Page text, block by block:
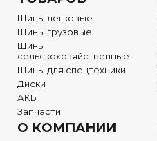
Шины легковые
Шины грузовые
Шины
сельскохозяйственные
Шины для спецтехники
Диски
АКБ
Запчасти
О КОМПАНИИ